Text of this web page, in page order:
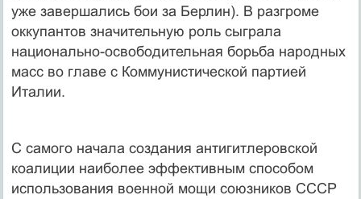
уже завершались бои за Берлин). В разгроме
оккупантов значительную роль сыграла
национально-освободительная борьба народных
масс во главе с Коммунистической партией
Италии.
С самого начала создания антигитлеровской
коалиции наиболее эффективным способом
использования военной мощи союзников СССР